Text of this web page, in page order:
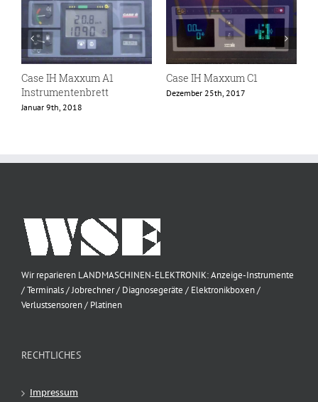
Case IH Maxxum A1
Instrumentenbrett
Januar 9th, 2018
Case IH Maxxum C1
Dezember 25th, 2017
Wir reparieren LANDMASCHINEN-ELEKTRONIK: Anzeige-Instrumente
/ Terminals / Jobrechner / Diagnosegeräte / Elektronikboxen /
Verlustsensoren / Platinen
RECHTLICHES
Impressum